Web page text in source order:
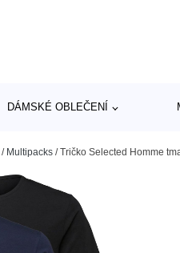
DÁMSKÉ OBLEČENÍ
/ Multipacks /Tričko Selected Homme